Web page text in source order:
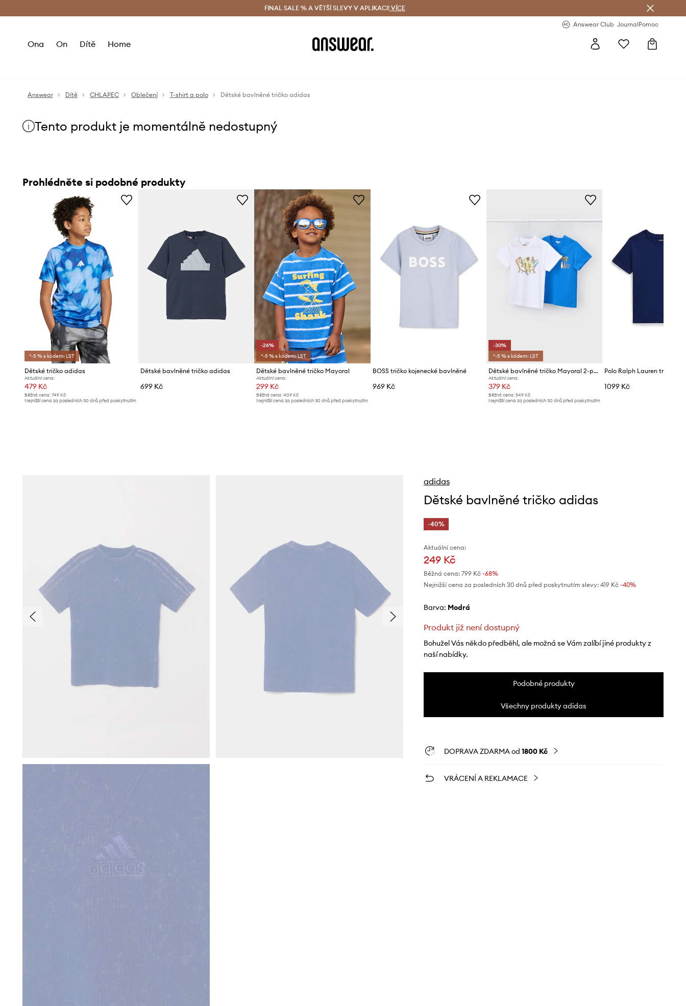
Doručení a vrácení zdarma (od 1800 Kč) Doručení i do 24 h
FINAL SALE % A VĚTŠÍ SLEVY V APLIKACI! VÍCE
Answear Club JournalPomoc
Ona On Dítě Home
Answear Dítě CHLAPEC Oblečení T-shirt a polo Dětské bavlněné tričko adidas
Tento produkt je momentálně nedostupný
Prohlédněte si podobné produkty
*-5 % s kódem: LST
Dětské tričko adidas
Aktuální cena:
479 Kč
Běžná cena: 749 Kč
Nejnižší cena za posledních 30 dnů před poskytnutím
Dětské bavlněné tričko adidas
699 Kč
-26%
*-5 % s kódem: LST
Dětské bavlněné tričko Mayoral
Aktuální cena:
299 Kč
Běžná cena: 409 Kč
Nejnižší cena za posledních 30 dnů před poskytnutím
BOSS tričko kojenecké bavlněné
969 Kč
-30%
*-5 % s kódem: LST
Dětské bavlněné tričko Mayoral 2-pack
Aktuální cena:
379 Kč
Běžná cena:549 Kč
Nejnižší cena za posledních 30 dnů před poskytnutím
1099 Kč
adidas
Dětské bavlněné tričko adidas
-40%
Aktuální cena:
249 Kč
Běžná cena: 799 Kč-68%
Nejnižší cena za posledních 30 dnů před poskytnutím slevy: 419 Kč -40%
Barva: modrá
Produkt již není dostupný
Bohužel Vás někdo předběhl, ale možná se Vám zalíbí jiné produkty z
naší nabídky.
Podobné produkty
Všechny produkty adidas
DOPRAVA ZDARMA od 1800 Kč
VRÁCENÍ A REKLAMACE